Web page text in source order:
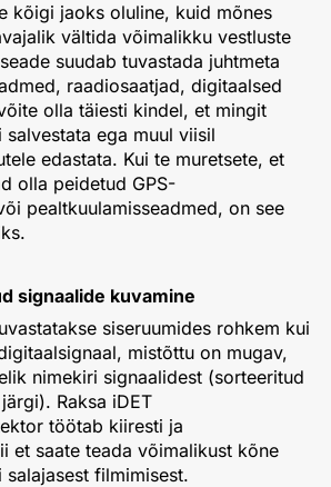
kõigi jaoks oluline, kuid mõnes
vältida võimalikku vestluste
suudab tuvastada juhtmeta
raadiosaatjad, digitaalsed
olla täiesti kindel, et mingit
ega muul viisil
edastata. Kui te muretsete, et
olla peidetud GPS-
pealtkuulamisseadmed, on see
signaalide kuvamine
siseruumides rohkem kui
mistõttu on mugav,
nimekiri signaalidest (sorteeritud
Raksa iDET
töötab kiiresti ja
et saate teada võimalikust kõne
salajasest filmimisest.